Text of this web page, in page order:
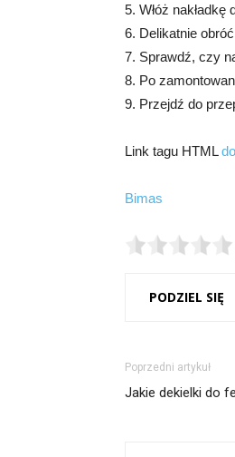
5. Włóż
6. Delikatnie
7. Sprawdź, czy
8. Po
9. Przejdź do
Link tagu HTML
Bimas
PODZIEL SIĘ
Poprzedni artykuł
Jakie dekielki do